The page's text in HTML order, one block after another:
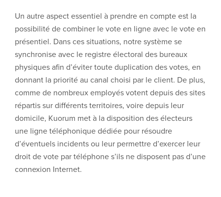
Un autre aspect essentiel à prendre en compte est la
possibilité de combiner le vote en ligne avec le vote en
présentiel. Dans ces situations, notre système se
synchronise avec le registre électoral des bureaux
physiques afin d’éviter toute duplication des votes, en
donnant la priorité au canal choisi par le client. De plus,
comme de nombreux employés votent depuis des sites
répartis sur différents territoires, voire depuis leur
domicile, Kuorum met à la disposition des électeurs
une ligne téléphonique dédiée pour résoudre
d’éventuels incidents ou leur permettre d’exercer leur
droit de vote par téléphone s’ils ne disposent pas d’une
connexion Internet.